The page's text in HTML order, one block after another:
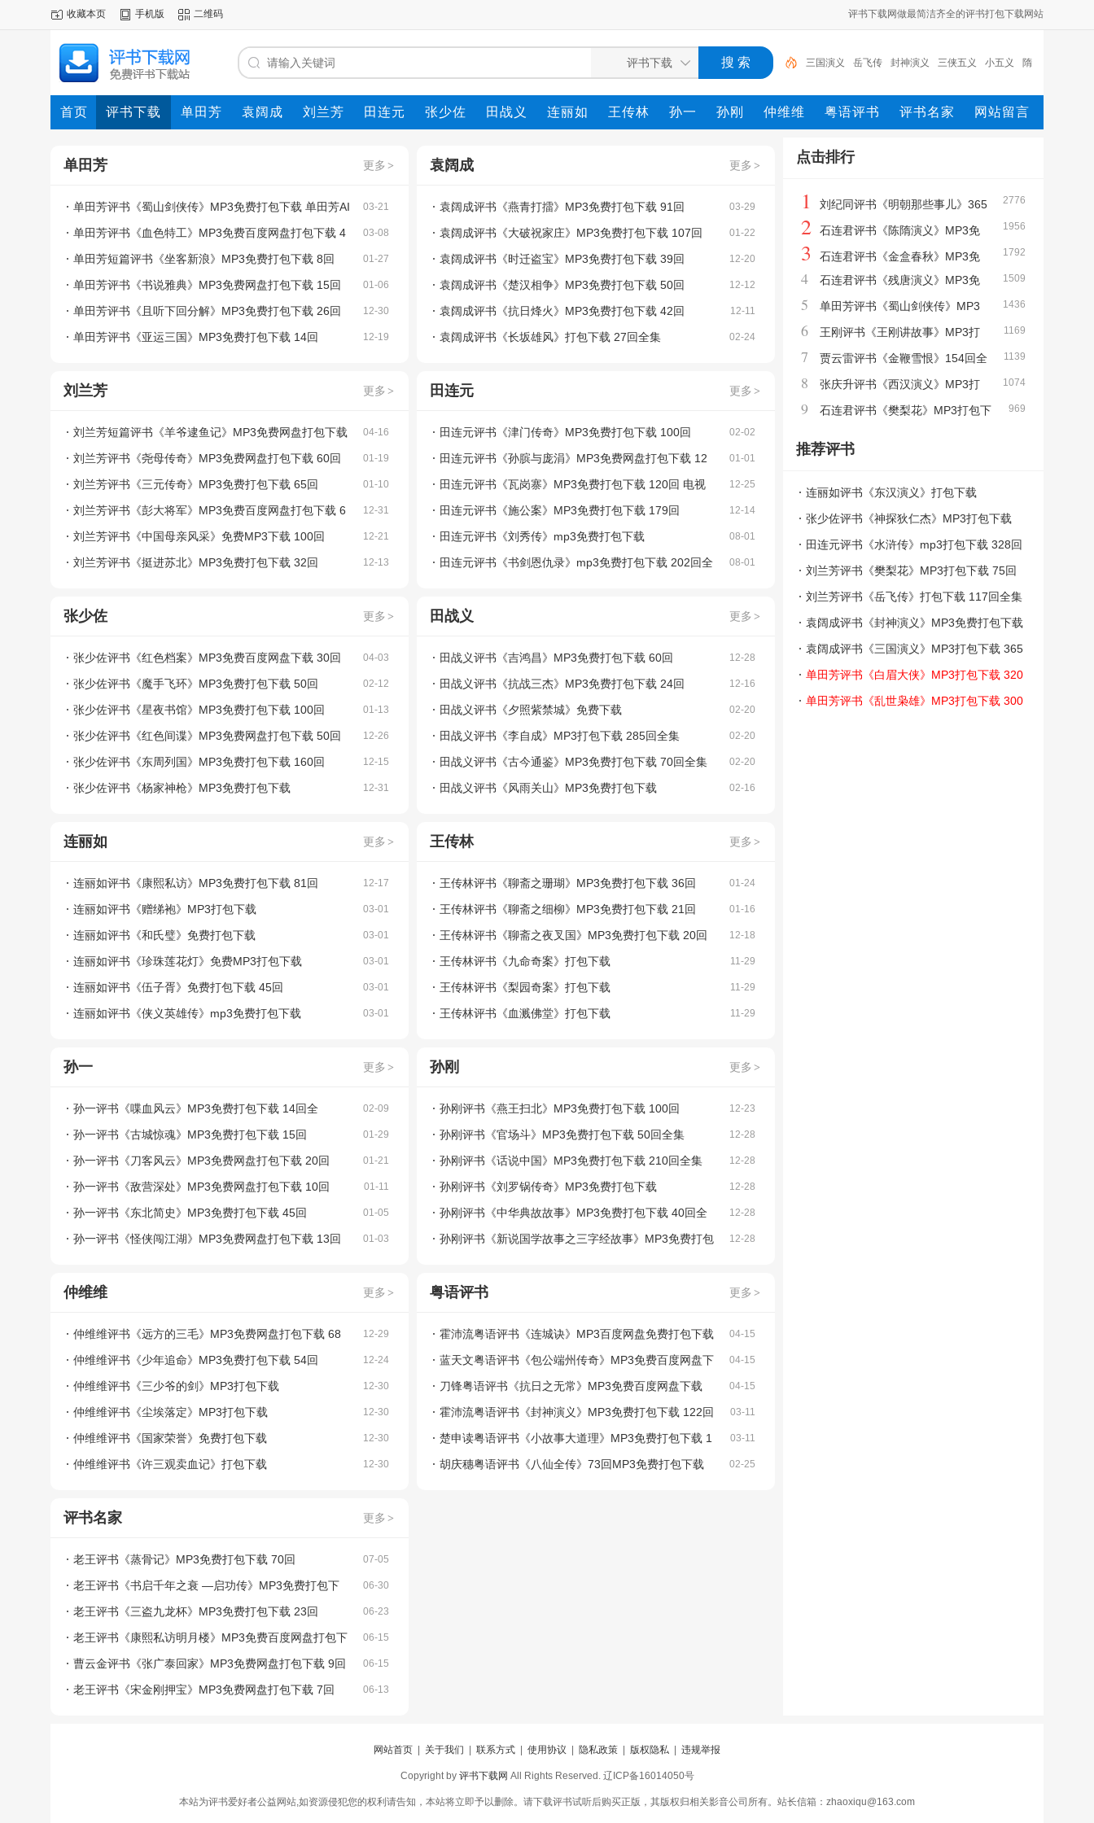
评书下载网做最简洁齐全的评书打包下载网站
收藏本页 手机版 二维码
三国演义 岳飞传 封神演义 三侠五义 小五义 隋
唐演义 水浒传 西游记 红楼梦 杨家将
首页 评书下载 单田芳 袁阔成 刘兰芳 田连元 张少佐 田战义 连丽如 王传林 孙一 孙刚 仲维维 粤语评书 评书名家 网站留言
更多 >
单田芳
03-21
单田芳评书《蜀山剑侠传》MP3免费打包下载 单田芳AI
声音重现
03-08
单田芳评书《血色特工》MP3免费百度网盘打包下载 4
0回
01-27
单田芳短篇评书《坐客新浪》MP3免费打包下载 8回
01-06
单田芳评书《书说雅典》MP3免费网盘打包下载 15回
12-30
单田芳评书《且听下回分解》MP3免费打包下载 26回
12-19
单田芳评书《亚运三国》MP3免费打包下载 14回
更多 >
袁阔成
03-29
袁阔成评书《燕青打擂》MP3免费打包下载 91回
01-22
袁阔成评书《大破祝家庄》MP3免费打包下载 107回
12-20
袁阔成评书《时迁盗宝》MP3免费打包下载 39回
12-12
袁阔成评书《楚汉相争》MP3免费打包下载 50回
12-11
袁阔成评书《抗日烽火》MP3免费打包下载 42回
02-24
袁阔成评书《长坂雄风》打包下载 27回全集
更多 >
刘兰芳
04-16
刘兰芳短篇评书《羊爷逮鱼记》MP3免费网盘打包下载
7回
01-19
刘兰芳评书《尧母传奇》MP3免费网盘打包下载 60回
01-10
刘兰芳评书《三元传奇》MP3免费打包下载 65回
12-31
刘兰芳评书《彭大将军》MP3免费百度网盘打包下载 6
6回
12-21
刘兰芳评书《中国母亲风采》免费MP3下载 100回
12-13
刘兰芳评书《挺进苏北》MP3免费打包下载 32回
更多 >
田连元
02-02
田连元评书《津门传奇》MP3免费打包下载 100回
01-01
田连元评书《孙膑与庞涓》MP3免费网盘打包下载 12
回
12-25
田连元评书《瓦岗寨》MP3免费打包下载 120回 电视
版+MP3版
12-14
田连元评书《施公案》MP3免费打包下载 179回
08-01
田连元评书《刘秀传》mp3免费打包下载
08-01
田连元评书《书剑恩仇录》mp3免费打包下载 202回全
更多 >
张少佐
04-03
张少佐评书《红色档案》MP3免费百度网盘下载 30回
02-12
张少佐评书《魔手飞环》MP3免费打包下载 50回
01-13
张少佐评书《星夜书馆》MP3免费打包下载 100回
12-26
张少佐评书《红色间谍》MP3免费网盘打包下载 50回
12-15
张少佐评书《东周列国》MP3免费打包下载 160回
12-31
张少佐评书《杨家神枪》MP3免费打包下载
更多 >
田战义
12-28
田战义评书《吉鸿昌》MP3免费打包下载 60回
12-16
田战义评书《抗战三杰》MP3免费打包下载 24回
02-20
田战义评书《夕照紫禁城》免费下载
02-20
田战义评书《李自成》MP3打包下载 285回全集
02-20
田战义评书《古今通鉴》MP3免费打包下载 70回全集
02-16
田战义评书《风雨关山》MP3免费打包下载
更多 >
连丽如
12-17
连丽如评书《康熙私访》MP3免费打包下载 81回
03-01
连丽如评书《赠绨袍》MP3打包下载
03-01
连丽如评书《和氏璧》免费打包下载
03-01
连丽如评书《珍珠莲花灯》免费MP3打包下载
03-01
连丽如评书《伍子胥》免费打包下载 45回
03-01
连丽如评书《侠义英雄传》mp3免费打包下载
更多 >
王传林
01-24
王传林评书《聊斋之珊瑚》MP3免费打包下载 36回
01-16
王传林评书《聊斋之细柳》MP3免费打包下载 21回
12-18
王传林评书《聊斋之夜叉国》MP3免费打包下载 20回
11-29
王传林评书《九命奇案》打包下载
11-29
王传林评书《梨园奇案》打包下载
11-29
王传林评书《血溅佛堂》打包下载
更多 >
孙一
02-09
孙一评书《喋血风云》MP3免费打包下载 14回全
01-29
孙一评书《古城惊魂》MP3免费打包下载 15回
01-21
孙一评书《刀客风云》MP3免费网盘打包下载 20回
01-11
孙一评书《敌营深处》MP3免费网盘打包下载 10回
01-05
孙一评书《东北简史》MP3免费打包下载 45回
01-03
孙一评书《怪侠闯江湖》MP3免费网盘打包下载 13回
更多 >
孙刚
12-23
孙刚评书《燕王扫北》MP3免费打包下载 100回
12-28
孙刚评书《官场斗》MP3免费打包下载 50回全集
12-28
孙刚评书《话说中国》MP3免费打包下载 210回全集
12-28
孙刚评书《刘罗锅传奇》MP3免费打包下载
12-28
孙刚评书《中华典故故事》MP3免费打包下载 40回全
集
12-28
孙刚评书《新说国学故事之三字经故事》MP3免费打包
更多 >
仲维维
12-29
仲维维评书《远方的三毛》MP3免费网盘打包下载 68
回
12-24
仲维维评书《少年追命》MP3免费打包下载 54回
12-30
仲维维评书《三少爷的剑》MP3打包下载
12-30
仲维维评书《尘埃落定》MP3打包下载
12-30
仲维维评书《国家荣誉》免费打包下载
12-30
仲维维评书《许三观卖血记》打包下载
更多 >
粤语评书
04-15
霍沛流粤语评书《连城诀》MP3百度网盘免费打包下载
04-15
蓝天文粤语评书《包公端州传奇》MP3免费百度网盘下
载
04-15
刀锋粤语评书《抗日之无常》MP3免费百度网盘下载
03-11
霍沛流粤语评书《封神演义》MP3免费打包下载 122回
03-11
楚申读粤语评书《小故事大道理》MP3免费打包下载 1
4回
02-25
胡庆穗粤语评书《八仙全传》73回MP3免费打包下载
更多 >
评书名家
07-05
老王评书《蒸骨记》MP3免费打包下载 70回​
06-30
老王评书《书启千年之衰 —启功传》MP3免费打包下
载 50回​
06-23
老王评书《三盗九龙杯》MP3免费打包下载 23回​
06-15
老王评书《康熙私访明月楼》MP3免费百度网盘打包下
载 6回​
06-15
曹云金评书《张广泰回家》MP3免费网盘打包下载 9回
06-13
老王评书《宋金刚押宝》MP3免费网盘打包下载 7回
点击排行
2776
1
刘纪同评书《明朝那些事儿》365
回全集MP3打包下载
1956
2
石连君评书《陈隋演义》MP3免
费打包下载 85回
1792
3
石连君评书《金盒春秋》MP3免
费打包下载 110回
1509
4
石连君评书《残唐演义》MP3免
费打包下载 125回
1436
5
单田芳评书《蜀山剑侠传》MP3
免费打包下载 单田芳AI声音重现
1169
6
王刚评书《王刚讲故事》MP3打
包下载 167回
1139
7
贾云雷评书《金鞭雪恨》154回全
集MP3免费打包下载
1074
8
张庆升评书《西汉演义》MP3打
包下载 161回
969
9
石连君评书《樊梨花》MP3打包下
推荐评书
连丽如评书《东汉演义》打包下载
张少佐评书《神探狄仁杰》MP3打包下载
田连元评书《水浒传》mp3打包下载 328回
全集
刘兰芳评书《樊梨花》MP3打包下载 75回
全集
刘兰芳评书《岳飞传》打包下载 117回全集
袁阔成评书《封神演义》MP3免费打包下载
200回全集
袁阔成评书《三国演义》MP3打包下载 365
回全集
单田芳评书《白眉大侠》MP3打包下载 320
回全集
单田芳评书《乱世枭雄》MP3打包下载 300
网站首页 关于我们 联系方式 使用协议 隐私政策 版权隐私 违规举报
Copyright by 评书下载网 All Rights Reserved. 辽ICP备16014050号
本站为评书爱好者公益网站,如资源侵犯您的权利请告知，本站将立即予以删除。请下载评书试听后购买正版，其版权归相关影音公司所有。站长信箱：zhaoxiqu@163.com